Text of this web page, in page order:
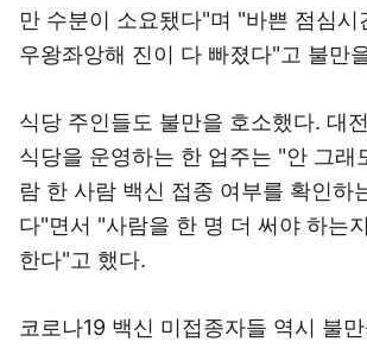
만 수분이 소요됐다"며 "바쁜 점심시
우왕좌앙해 진이 다 빠졌다"고 불만
식당 주인들도 불만을 호소했다. 대
식당을 운영하는 한 업주는 "안 그래
람 한 사람 백신 접종 여부를 확인하
다"면서 "사람을 한 명 더 써야 하는
한다"고 했다.
코로나19 백신 미접종자들 역시 불